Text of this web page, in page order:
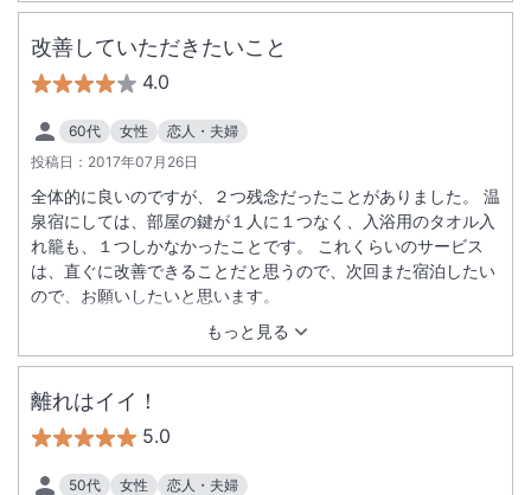
改善していただきたいこと
4.0
60代 女性
恋人・夫婦
投稿日： 2017年07月26日
もっと見る
全体的に良いのですが、２つ残念だったことがありました。 温
泉宿にしては、部屋の鍵が１人に１つなく、入浴用のタオル入
れ籠も、１つしかなかったことです。 これくらいのサービス
は、直ぐに改善できることだと思うので、次回また宿泊したい
ので、お願いしたいと思います。
離れはイイ！
5.0
50代 女性
恋人・夫婦